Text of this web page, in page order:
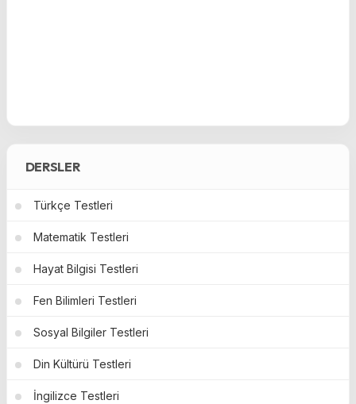
DERSLER
Türkçe Testleri
Matematik Testleri
Hayat Bilgisi Testleri
Fen Bilimleri Testleri
Sosyal Bilgiler Testleri
Din Kültürü Testleri
İngilizce Testleri